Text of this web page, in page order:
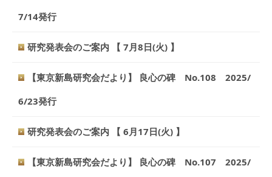
7/14発行
研究発表会のご案内 【 7月8日(火) 】
【東京新島研究会だより】 良心の碑 No.108 2025/
6/23発行
研究発表会のご案内 【 6月17日(火) 】
【東京新島研究会だより】 良心の碑 No.107 2025/